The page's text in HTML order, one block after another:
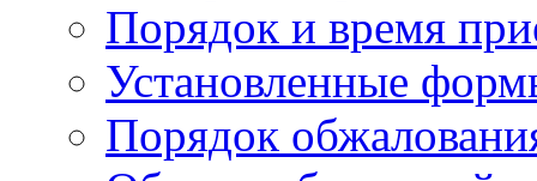
Порядок и время
Установленные
Порядок